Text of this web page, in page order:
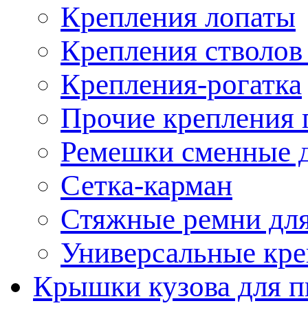
Крепления лопаты
Крепления
Крепления-рогатка
Прочие крепления
Ремешки сменные
Сетка-карман
Стяжные ремни
Универсальные
Крышки кузова для